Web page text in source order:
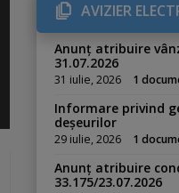
AVIZIER
Anunț atribuire
31.07.2026
31 iulie, 2026 1
Informare privind
deșeurilor
29 iulie, 2026 1
Anunț atribuire
33.175/23.07.2026